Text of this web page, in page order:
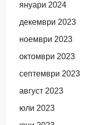
януари 2024
декември 2023
ноември 2023
октомври 2023
септември 2023
август 2023
юли 2023